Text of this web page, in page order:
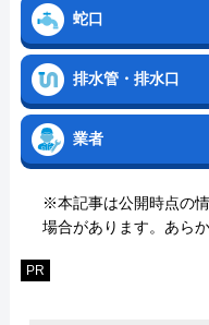
蛇口
排水管・排水口
業者
※本記事は公開時点の
場合があります。あら
PR